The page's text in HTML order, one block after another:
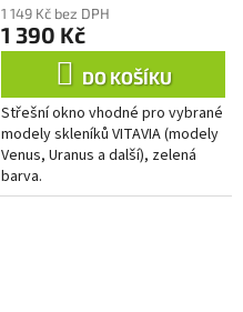
1 149 Kč bez DPH
1 390 Kč
DO KOŠÍKU
Střešní okno vhodné pro vybrané
modely skleníků VITAVIA (modely
Venus, Uranus a další), zelená
barva.